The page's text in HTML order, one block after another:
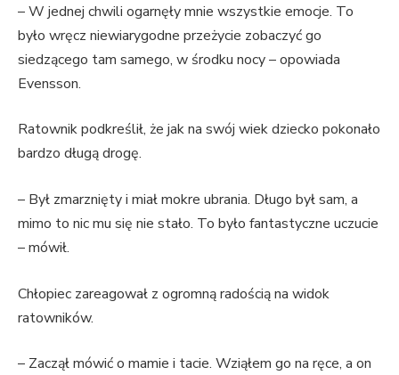
– W jednej chwili ogarnęły mnie wszystkie emocje. To
było wręcz niewiarygodne przeżycie zobaczyć go
siedzącego tam samego, w środku nocy – opowiada
Evensson.
Ratownik podkreślił, że jak na swój wiek dziecko pokonało
bardzo długą drogę.
– Był zmarznięty i miał mokre ubrania. Długo był sam, a
mimo to nic mu się nie stało. To było fantastyczne uczucie
– mówił.
Chłopiec zareagował z ogromną radością na widok
ratowników.
– Zaczął mówić o mamie i tacie. Wziąłem go na ręce, a on